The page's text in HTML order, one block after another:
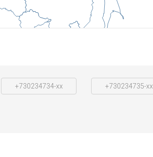
+730234734-xx +730234735-xx